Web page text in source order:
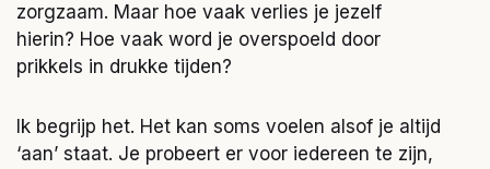
zorgzaam. Maar hoe vaak verlies je jezelf
hierin? Hoe vaak word je overspoeld door
prikkels in drukke tijden?
Ik begrijp het. Het kan soms voelen alsof je altijd
‘aan’ staat. Je probeert er voor iedereen te zijn,